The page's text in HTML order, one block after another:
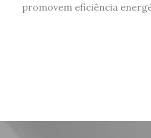
promovem eficiência